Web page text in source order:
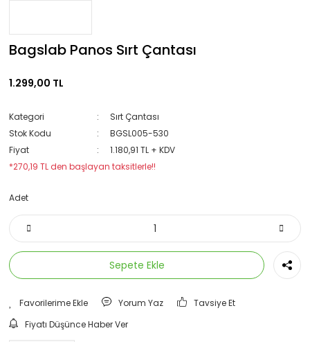
Bagslab Panos Sırt Çantası
1.299,00 TL
Kategori
Sırt Çantası
Stok Kodu
BGSL005-530
Fiyat
1.180,91 TL + KDV
*270,19 TL den başlayan taksitlerle!!
Adet
Sepete Ekle
Yorum Yaz
Tavsiye Et
Fiyatı Düşünce Haber Ver